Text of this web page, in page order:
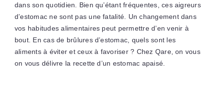
dans son quotidien. Bien qu’étant fréquentes, ces aigreurs
d’estomac ne sont pas une fatalité. Un changement dans
vos habitudes alimentaires peut permettre d’en venir à
bout. En cas de brûlures d’estomac, quels sont les
aliments à éviter et ceux à favoriser ? Chez Qare, on vous
on vous délivre la recette d’un estomac apaisé.